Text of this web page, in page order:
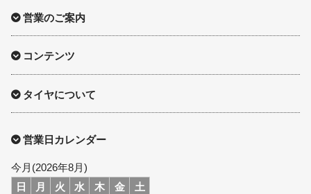
営業のご案内
コンテンツ
タイヤについて
営業日カレンダー
今月(2026年8月)
日
月 火 水 木 金
土